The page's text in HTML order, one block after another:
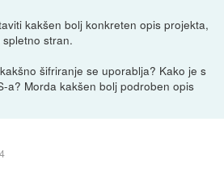
kakšen bolj konkreten opis projekta,
stran.
šifriranje se uporablja? Kako je s
a? Morda kakšen bolj podroben opis